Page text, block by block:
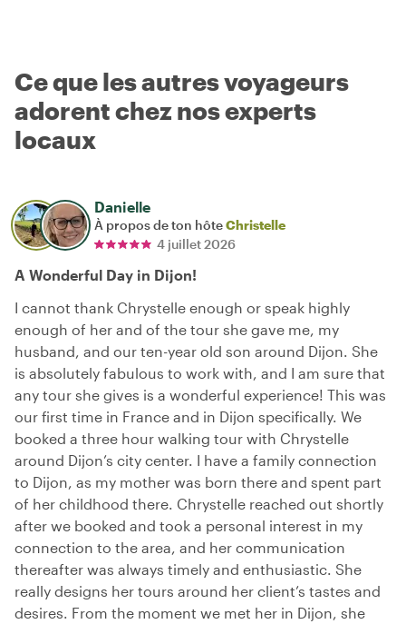
Ce que les autres voyageurs
adorent chez nos experts
locaux
Danielle
À propos de ton hôteChristelle
4 juillet 2026
A Wonderful Day in Dijon!
I cannot thank Chrystelle enough or speak highly
enough of her and of the tour she gave me, my
husband, and our ten-year old son around Dijon. She
is absolutely fabulous to work with, and I am sure that
any tour she gives is a wonderful experience! This was
our first time in France and in Dijon specifically. We
booked a three hour walking tour with Chrystelle
around Dijon’s city center. I have a family connection
to Dijon, as my mother was born there and spent part
of her childhood there. Chrystelle reached out shortly
after we booked and took a personal interest in my
connection to the area, and her communication
thereafter was always timely and enthusiastic. She
really designs her tours around her client’s tastes and
desires. From the moment we met her in Dijon, she